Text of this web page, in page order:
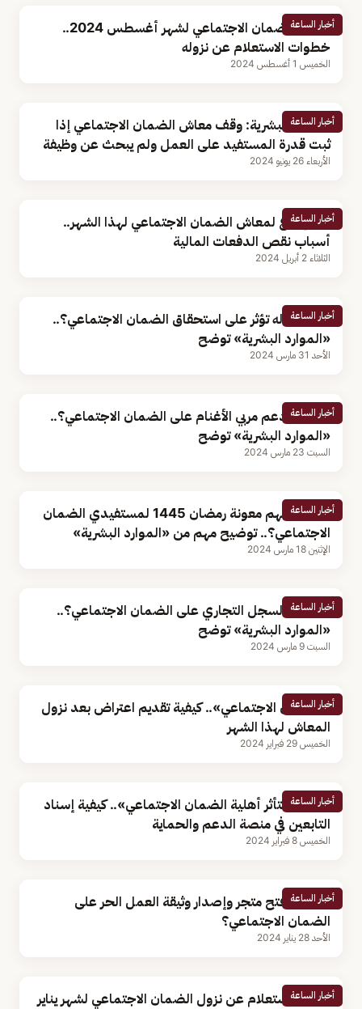
أخبار الساعة
معاش الضمان الاجتماعي لشهر أغسطس 2024..
خطوات الاستعلام عن نزوله
الخميس 1 أغسطس 2024
أخبار الساعة
الموارد البشرية: وقف معاش الضمان الاجتماعي إذا
ثبت قدرة المستفيد على العمل ولم يبحث عن وظيفة
الأربعاء 26 يونيو 2024
أخبار الساعة
بعد إيداع لمعاش الضمان الاجتماعي لهذا الشهر..
أسباب نقص الدفعات المالية
الثلاثاء 2 أبريل 2024
أخبار الساعة
هل الكفاله تؤثر على استحقاق الضمان الاجتماعي؟..
«الموارد البشرية» توضح
الأحد 31 مارس 2024
أخبار الساعة
هل يؤثر دعم مربي الأغنام على الضمان الاجتماعي؟..
«الموارد البشرية» توضح
السبت 23 مارس 2024
أخبار الساعة
من تشملهم معونة رمضان 1445 لمستفيدي الضمان
الاجتماعي؟.. توضيح مهم من «الموارد البشرية»
الإثنين 18 مارس 2024
أخبار الساعة
هل يؤثر السجل التجاري على الضمان الاجتماعي؟..
«الموارد البشرية» توضح
السبت 9 مارس 2024
أخبار الساعة
«الضمان الاجتماعي».. كيفية تقديم اعتراض بعد نزول
المعاش لهذا الشهر
الخميس 29 فبراير 2024
أخبار الساعة
«حتى لا تتأثر أهلية الضمان الاجتماعي».. كيفية إسناد
التابعين في منصة الدعم والحماية
الخميس 8 فبراير 2024
أخبار الساعة
هل يؤثر فتح متجر وإصدار وثيقة العمل الحر على
الضمان الاجتماعي؟
الأحد 28 يناير 2024
أخبار الساعة
كيفية الاستعلام عن نزول الضمان الاجتماعي لشهر يناير